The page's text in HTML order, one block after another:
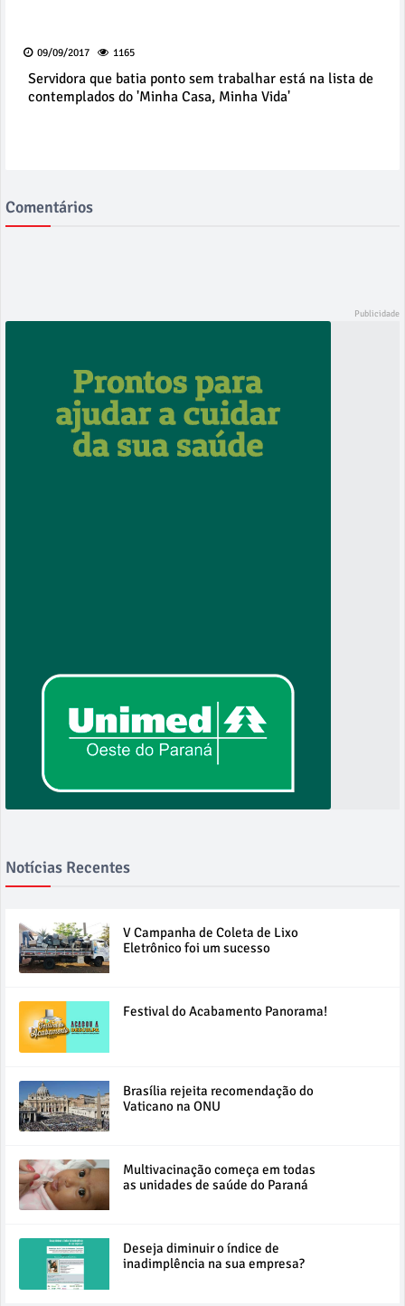
09/09/2017 1165
Servidora que batia ponto sem trabalhar está na lista de
contemplados do 'Minha Casa, Minha Vida'
Comentários
Notícias Recentes
V Campanha de Coleta de Lixo
Eletrônico foi um sucesso
Festival do Acabamento Panorama!
Brasília rejeita recomendação do
Vaticano na ONU
Multivacinação começa em todas
as unidades de saúde do Paraná
Deseja diminuir o índice de
inadimplência na sua empresa?